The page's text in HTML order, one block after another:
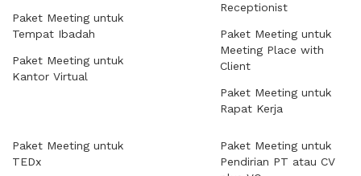
Paket Meeting untuk
Tempat Ibadah
Paket Meeting untuk
Kantor Virtual
Receptionist
Paket Meeting untuk
Meeting Place with
Client
Paket Meeting untuk
Rapat Kerja
Paket Meeting untuk
TEDx
Paket Meeting untuk
Pendirian PT atau CV